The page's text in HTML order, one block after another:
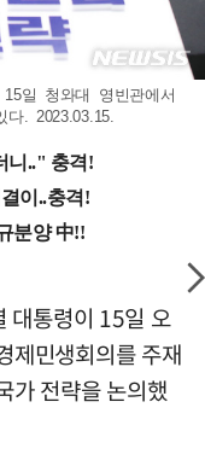
일 청와대 영빈관에서
. 2023.03.15.
대통령이 15일 오
제민생회의를 주재
가 전략을 논의했